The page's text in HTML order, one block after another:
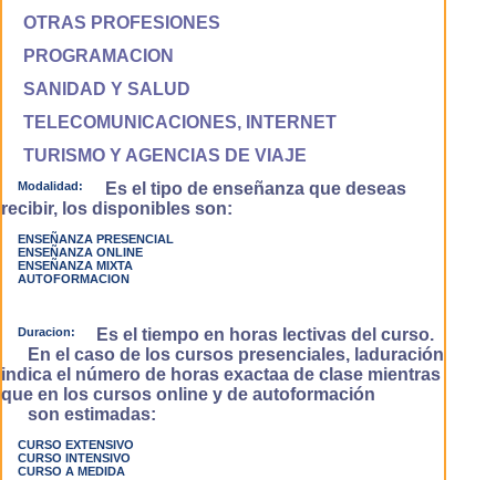
OTRAS PROFESIONES
PROGRAMACION
SANIDAD Y SALUD
TELECOMUNICACIONES, INTERNET
TURISMO Y AGENCIAS DE VIAJE
Modalidad:
Es el tipo de enseñanza que deseas
recibir, los disponibles son:
ENSEÑANZA PRESENCIAL
ENSEÑANZA ONLINE
ENSEÑANZA MIXTA
AUTOFORMACION
Duracion:
Es el tiempo en horas lectivas del curso.
En el caso de los cursos presenciales, laduración
indica el número de horas exactaa de clase mientras
que en los cursos online y de autoformación
son estimadas:
CURSO EXTENSIVO
CURSO INTENSIVO
CURSO A MEDIDA